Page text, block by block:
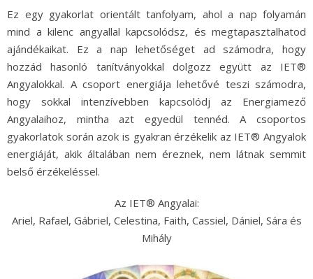
Ez egy gyakorlat orientált tanfolyam, ahol a nap folyamán
mind a kilenc angyallal kapcsolódsz, és megtapasztalhatod
ajándékaikat. Ez a nap lehetőséget ad számodra, hogy
hozzád hasonló tanítványokkal dolgozz együtt az IET®
Angyalokkal. A csoport energiája lehetővé teszi számodra,
hogy sokkal intenzívebben kapcsolódj az Energiamező
Angyalaihoz, mintha azt egyedül tennéd. A csoportos
gyakorlatok során azok is gyakran érzékelik az IET® Angyalok
energiáját, akik általában nem éreznek, nem látnak semmit
belső érzékeléssel.
Az IET® Angyalai:
Ariel, Rafael, Gábriel, Celestina, Faith, Cassiel, Dániel, Sára és
Mihály